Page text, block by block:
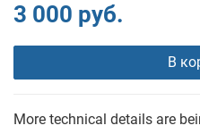
3 000 руб.
В
More technical details are